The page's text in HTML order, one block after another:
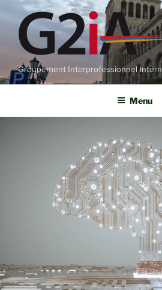
contenu
principal
Groupement Interprofessionnel
Menu